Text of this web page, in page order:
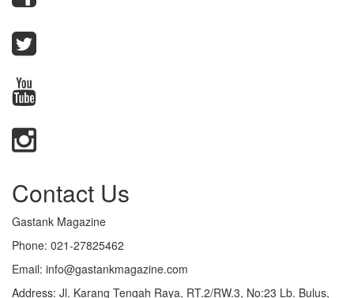
Contact Us
Gastank Magazine
Phone: 021-27825462
Email: info@gastankmagazine.com
Address: Jl. Karang Tengah Raya, RT.2/RW.3, No:23 Lb. Bulus,